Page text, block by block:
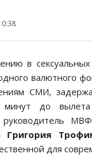
в сексуальных
валютного
СМИ,
минут до
руководитель
Григория
для